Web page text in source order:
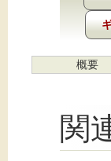
概要
関